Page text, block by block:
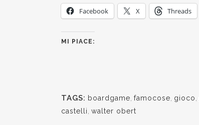
Facebook X Threads
MI PIACE:
TAGS: boardgame famocose gioco
castelli walter obert